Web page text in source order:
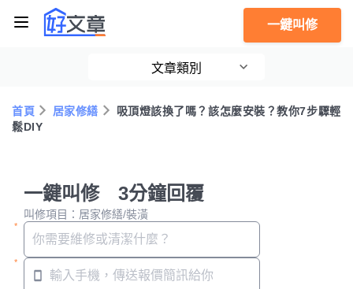
一鍵叫修
文章類別
首頁 居家修繕
吸頂燈該換了嗎？該怎麼安裝？教你7步驟輕
鬆DIY
一鍵叫修 3分鐘回覆
叫修項目：居家修繕/裝潢